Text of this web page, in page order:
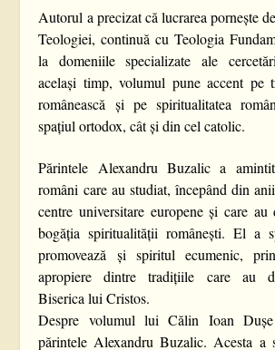
Autorul a precizat că lucrarea pornește
Teologiei, continuă cu Teologia
la domeniile specializate ale
același timp, volumul pune accent pe
românească și pe spiritualitatea
spațiul ortodox, cât și din cel catolic.
Părintele Alexandru Buzalic a
români care au studiat, începând din
centre universitare europene și care au
bogăția spiritualității românești. El a
promovează și spiritul ecumenic,
apropiere dintre tradițiile care au
Biserica lui Cristos.
Despre volumul lui Călin Ioan
părintele Alexandru Buzalic. Acesta a